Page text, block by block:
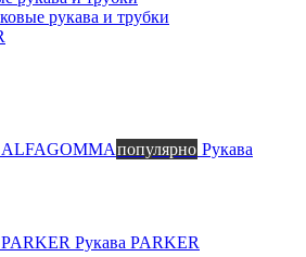
рукава и трубки
ALFAGOMMAпопулярно Рукава
Рукава PARKER